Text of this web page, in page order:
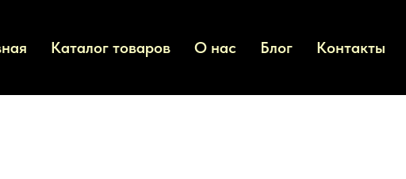
Каталог товаров О нас Блог Контакты